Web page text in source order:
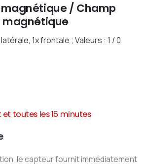
/ Champ
magnétique
1x frontale ; Valeurs : 1 / 0
toutes les 15 minutes
le capteur fournit immédiatement